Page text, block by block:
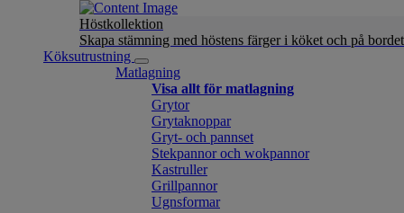
Höstkollektion
Skapa stämning med höstens färger i köket och på
Köksutrustning
Matlagning
Visa allt för matlagning
Grytor
Grytaknoppar
Gryt- och pannset
Stekpannor och wokpannor
Kastruller
Grillpannor
Ugnsformar